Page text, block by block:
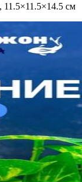
11.5×11.5×14.5 см